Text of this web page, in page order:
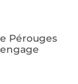
Pérouges